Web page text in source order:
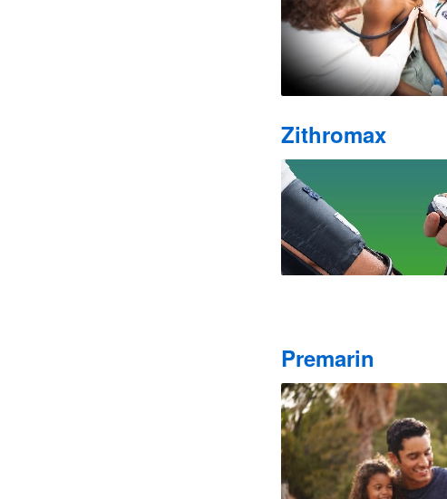
Zithromax
Premarin